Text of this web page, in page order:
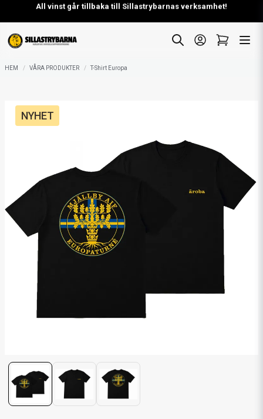
EUROPATRÖJAN SLÄPPT!
HEM VÅRA PRODUKTER T-Shirt Europa
NYHET